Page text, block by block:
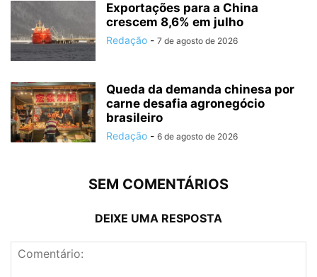
Exportações para a China
crescem 8,6% em julho
Redação - 7 de agosto de 2026
Queda da demanda chinesa por
carne desafia agronegócio
brasileiro
Redação - 6 de agosto de 2026
SEM COMENTÁRIOS
DEIXE UMA RESPOSTA